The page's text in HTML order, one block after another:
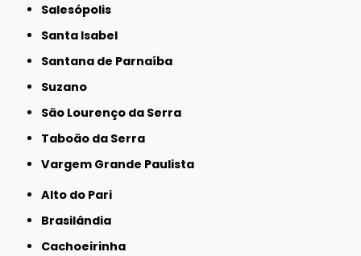
Salesópolis
Santa Isabel
Santana de Parnaíba
Suzano
São Lourenço da Serra
Taboão da Serra
Vargem Grande Paulista
Alto do Pari
Brasilândia
Cachoeirinha